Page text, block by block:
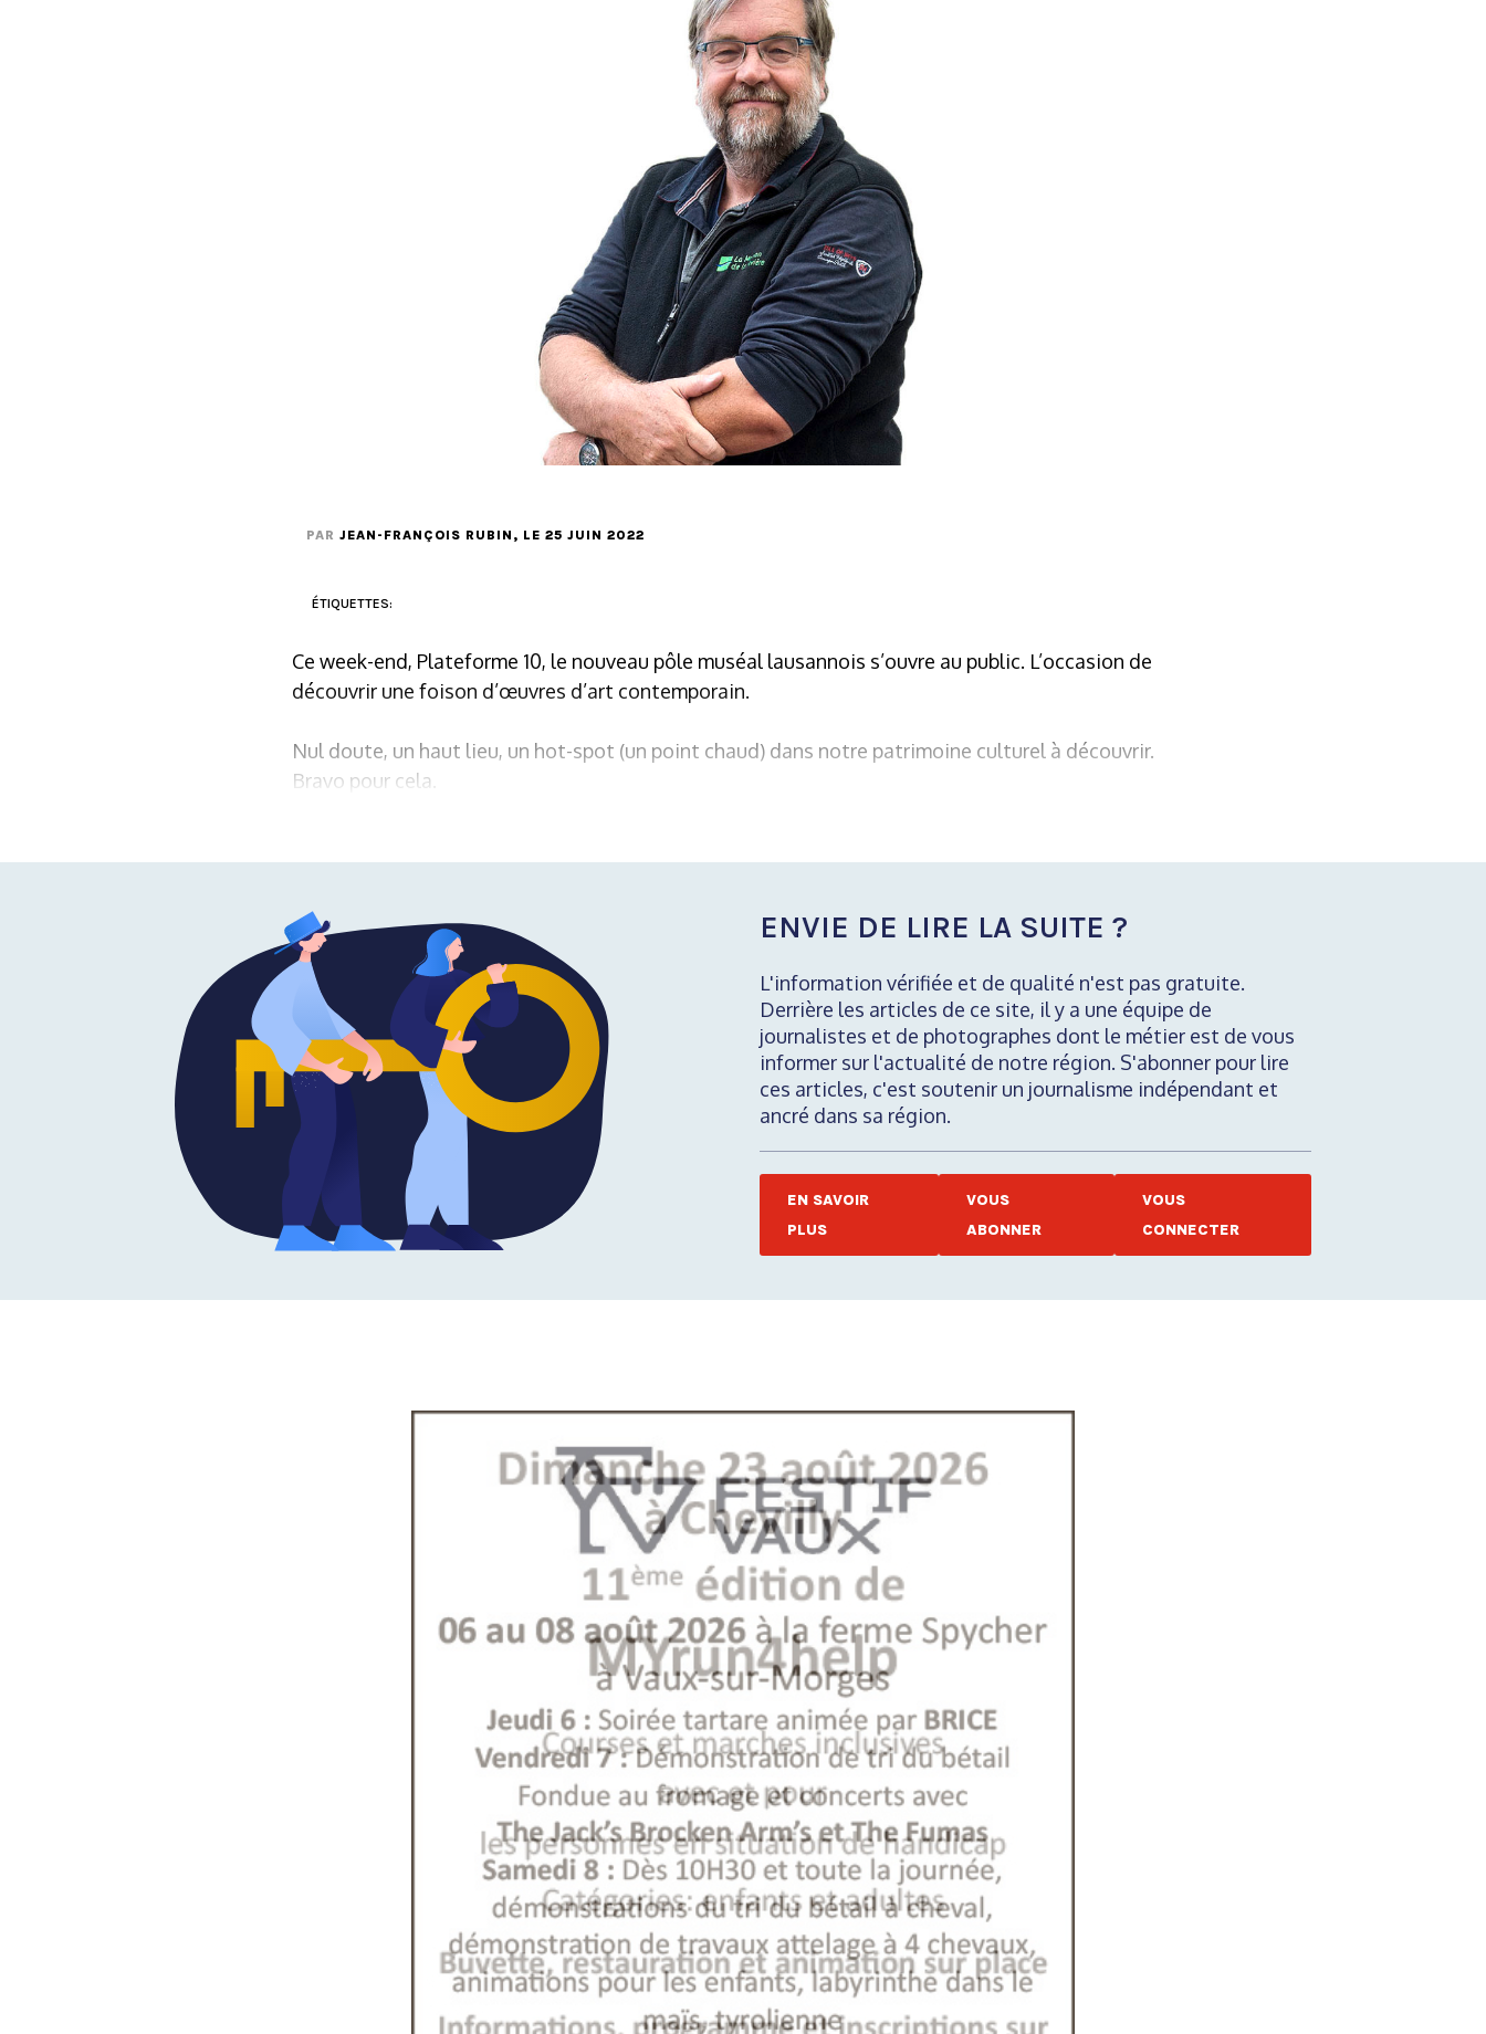
PAR JEAN-FRANÇOIS RUBIN , LE 25 JUIN 2022
ÉTIQUETTES:
Ce week-end, Plateforme 10, le nouveau pôle muséal lausannois s’ouvre au public. L’occasion de
découvrir une foison d’œuvres d’art contemporain.
Nul doute, un haut lieu, un hot-spot (un point chaud) dans notre patrimoine culturel à découvrir.
Bravo pour cela.
ENVIE DE LIRE LA SUITE ?
L'information vérifiée et de qualité n'est pas gratuite.
Derrière les articles de ce site, il y a une équipe de
journalistes et de photographes dont le métier est de vous
informer sur l'actualité de notre région. S'abonner pour lire
ces articles, c'est soutenir un journalisme indépendant et
ancré dans sa région.
EN SAVOIR
PLUS
VOUS
ABONNER
VOUS
CONNECTER